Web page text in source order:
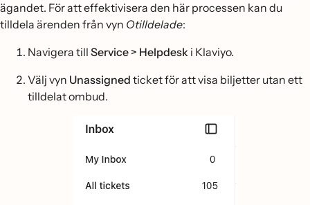
ägandet. För att effektivisera den här processen kan du
tilldela ärenden från vyn Otilldelade:
Navigera till Service > Helpdesk i Klaviyo.
Välj vyn Unassigned ticket för att visa biljetter utan ett
tilldelat ombud.